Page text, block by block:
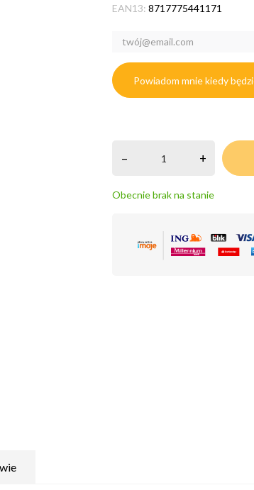
EAN13: 8717775441171
Powiadom mnie kiedy
– +
Obecnie brak na stanie